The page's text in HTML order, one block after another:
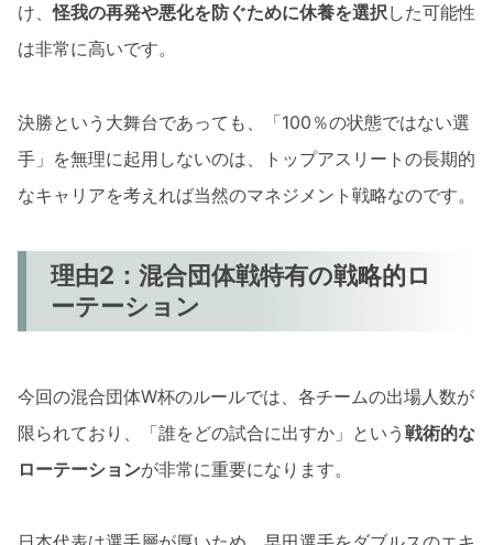
け、怪我の再発や悪化を防ぐために休養を選択した可能性
は非常に高いです。
決勝という大舞台であっても、「100％の状態ではない選
手」を無理に起用しないのは、トップアスリートの長期的
なキャリアを考えれば当然のマネジメント戦略なのです。
理由2：混合団体戦特有の戦略的ロ
ーテーション
今回の混合団体W杯のルールでは、各チームの出場人数が
限られており、「誰をどの試合に出すか」という 戦術的な
ローテーションが非常に重要になります。